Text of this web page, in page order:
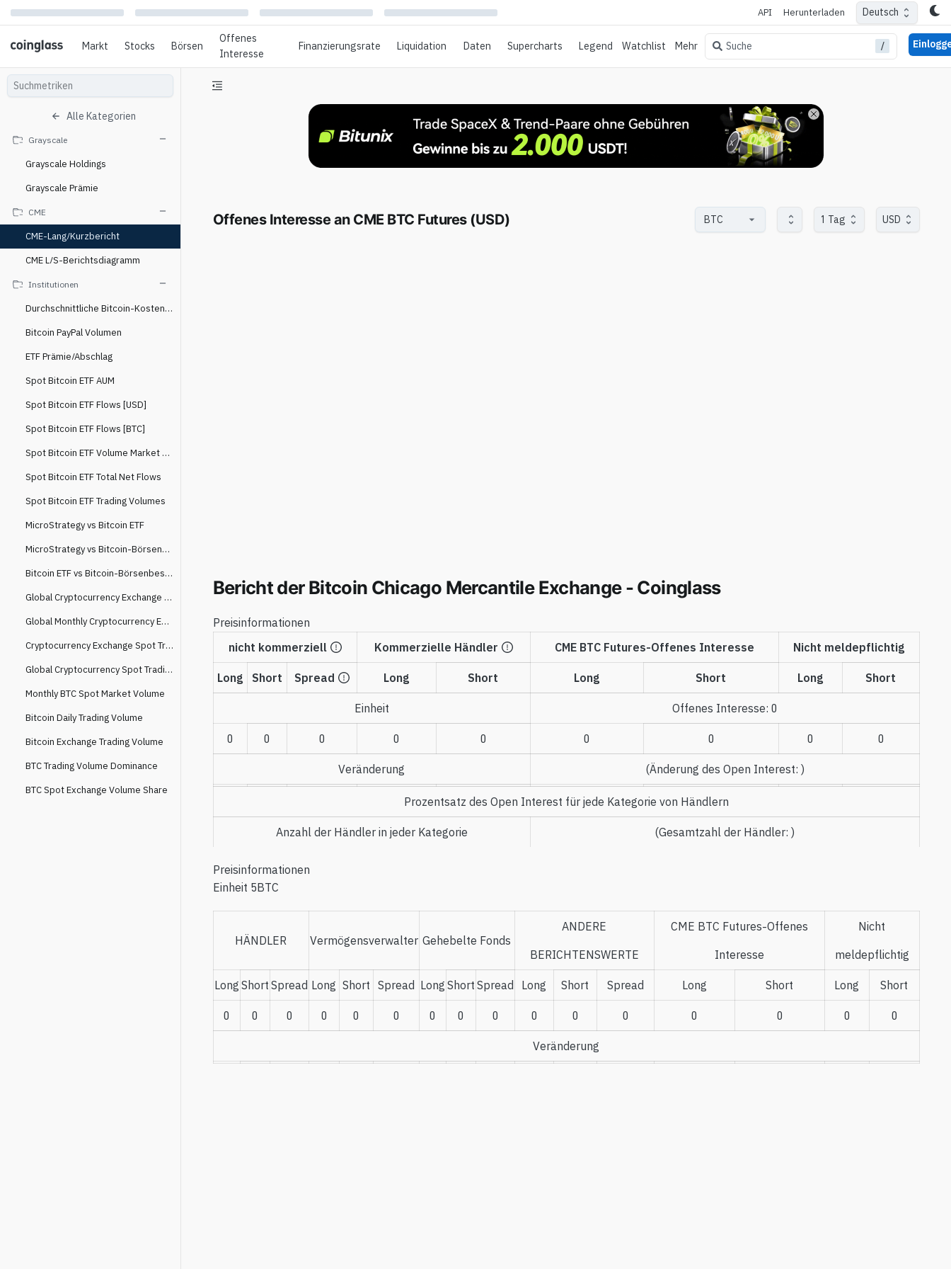
API Herunterladen Deutsch
Markt Stocks Börsen
Offenes
Interesse
Finanzierungsrate Liquidation Daten Supercharts Legend Watchlist Mehr Suche /
Alle Kategorien
Grayscale
Grayscale Holdings
Grayscale Prämie
CME
CME-Lang/Kurzbericht
CME L/S-Berichtsdiagramm
Institutionen
Durchschnittliche Bitcoin-Kosten von MicroStrategy
Bitcoin PayPal Volumen
ETF Prämie/Abschlag
Spot Bitcoin ETF AUM
Spot Bitcoin ETF Flows [USD]
Spot Bitcoin ETF Flows [BTC]
Spot Bitcoin ETF Volume Market Share
Spot Bitcoin ETF Total Net Flows
Spot Bitcoin ETF Trading Volumes
MicroStrategy vs Bitcoin ETF
MicroStrategy vs Bitcoin-Börsenbestände
Bitcoin ETF vs Bitcoin-Börsenbestände
Global Cryptocurrency Exchange Spot Trading Volume
Global Monthly Cryptocurrency Exchange Spot Trading Volume
Cryptocurrency Exchange Spot Trading Volume Market Share
Global Cryptocurrency Spot Trading Volume
Monthly BTC Spot Market Volume
Bitcoin Daily Trading Volume
Bitcoin Exchange Trading Volume
BTC Trading Volume Dominance
BTC Spot Exchange Volume Share
Offenes Interesse an CME BTC Futures (USD) 1 Tag USD
Bericht der Bitcoin Chicago Mercantile Exchange - Coinglass
Preisinformationen
nicht kommerziell
Kommerzielle Händler CME BTC Futures-Offenes Interesse Nicht meldepflichtig
Long Short Spread Long Short Long Short Long Short
Einheit Offenes Interesse: 0
0 0 0 0 0 0 0 0 0
Veränderung (Änderung des Open Interest: )
Prozentsatz des Open Interest für jede Kategorie von Händlern
Anzahl der Händler in jeder Kategorie (Gesamtzahl der Händler: )
Preisinformationen
Einheit 5BTC
HÄNDLER Vermögensverwalter Gehebelte Fonds
ANDERE
BERICHTENSWERTE
CME BTC Futures-Offenes
Interesse
Nicht
meldepflichtig
Long Short Spread Long Short Spread Long Short Spread Long Short Spread Long Short Long Short
0 0 0 0 0 0 0 0 0 0 0 0 0 0 0 0
Veränderung